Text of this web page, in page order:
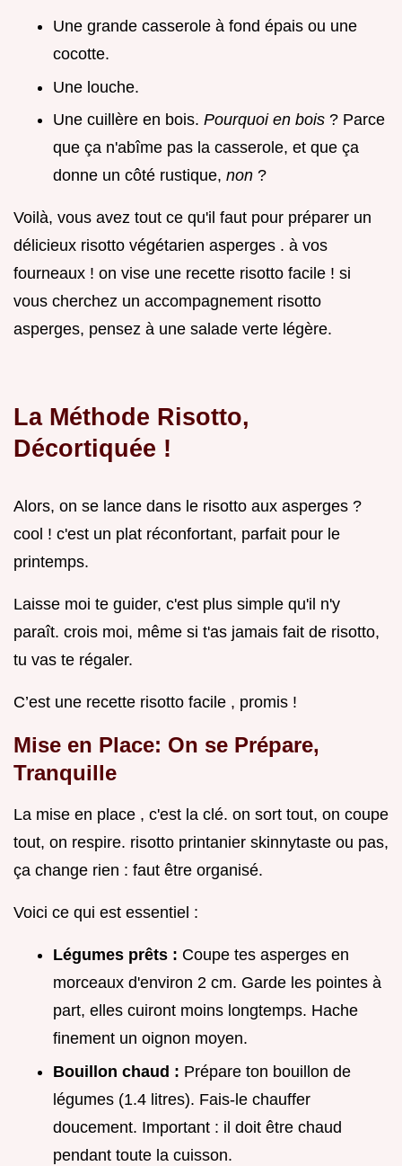
Une grande casserole à fond épais ou une
cocotte.
Une louche.
Une cuillère en bois. Pourquoi en bois ? Parce
que ça n'abîme pas la casserole, et que ça
donne un côté rustique, non ?
Voilà, vous avez tout ce qu'il faut pour préparer un
délicieux risotto végétarien asperges . à vos
fourneaux ! on vise une recette risotto facile ! si
vous cherchez un accompagnement risotto
asperges, pensez à une salade verte légère.
La Méthode Risotto,
Décortiquée !
Alors, on se lance dans le risotto aux asperges ?
cool ! c'est un plat réconfortant, parfait pour le
printemps.
Laisse moi te guider, c'est plus simple qu'il n'y
paraît. crois moi, même si t'as jamais fait de risotto,
tu vas te régaler.
C’est une recette risotto facile , promis !
Mise en Place: On se Prépare,
Tranquille
La mise en place , c'est la clé. on sort tout, on coupe
tout, on respire. risotto printanier skinnytaste ou pas,
ça change rien : faut être organisé.
Voici ce qui est essentiel :
Légumes prêts : Coupe tes asperges en
morceaux d'environ 2 cm. Garde les pointes à
part, elles cuiront moins longtemps. Hache
finement un oignon moyen.
Bouillon chaud : Prépare ton bouillon de
légumes (1.4 litres). Fais-le chauffer
doucement. Important : il doit être chaud
pendant toute la cuisson.